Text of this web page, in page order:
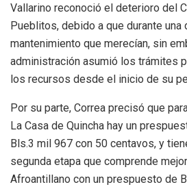
Vallarino reconoció el deterioro del
Pueblitos, debido a que durante una
mantenimiento que merecían, sin
administración asumió los trámites
los recursos desde el inicio de su
Por su parte, Correa precisó que
La Casa de Quincha hay un
Bls.3 mil 967 con 50 centavos, y
segunda etapa que comprende
Afroantillano con un prespuesto de